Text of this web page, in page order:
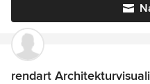
rendart